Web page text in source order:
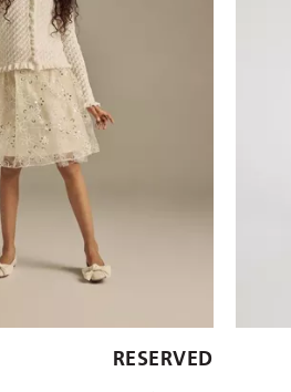
RESERVED
الأحجام المتاحة: